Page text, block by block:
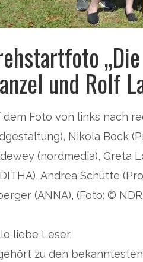
und Rolf
dem Foto von links nach
Nikola Bock
(nordmedia), Greta
Andrea Schütte
(ANNA), (Foto: ©
liebe Leser,
zu den